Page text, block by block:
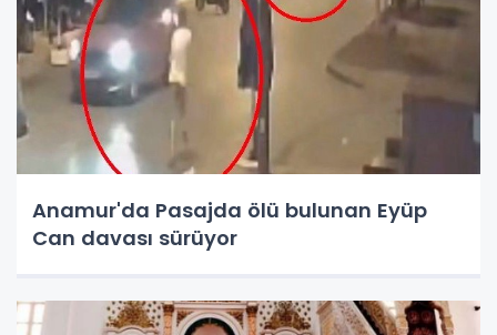
Anamur'da Pasajda ölü bulunan Eyüp
Can davası sürüyor